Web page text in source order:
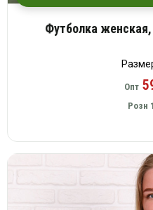
Футболка
Опт
Розн